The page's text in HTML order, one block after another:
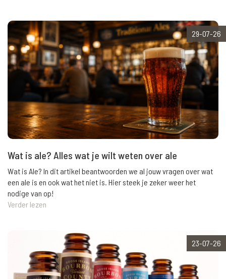
29-07-26
Wat is ale? Alles wat je wilt weten over ale
Wat is Ale? In dit artikel beantwoorden we al jouw vragen over wat
een ale is en ook wat het niet is. Hier steek je zeker weer het
nodige van op!
Verder lezen
23-07-26